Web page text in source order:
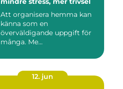
Att organisera hemma kan
känna som en
överväldigande uppgift för
många. Me...
12. jun